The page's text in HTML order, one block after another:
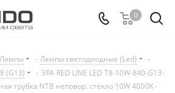
0
Лампы - Лампы светодиодные (Led)
-
(G13)
- ЭРА RED LINE LED T8-10W-840-G13-
трубка NTB неповор. стекло 10W 4000K -